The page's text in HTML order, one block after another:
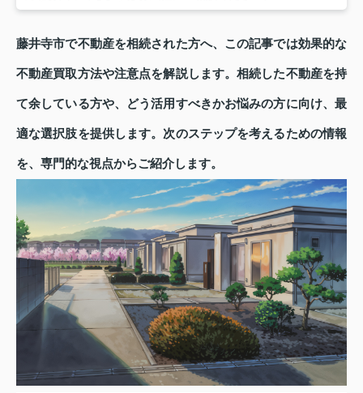
藤井寺市で不動産を相続された方へ、この記事では効果的な
不動産買取方法や注意点を解説します。相続した不動産を持
て余している方や、どう活用すべきかお悩みの方に向け、最
適な選択肢を提供します。次のステップを考えるための情報
を、専門的な視点からご紹介します。